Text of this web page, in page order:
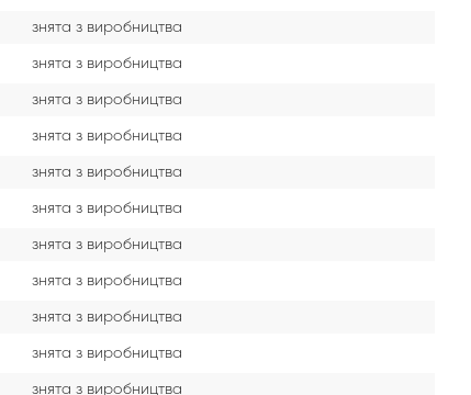
знята з виробництва
знята з виробництва
знята з виробництва
знята з виробництва
знята з виробництва
знята з виробництва
знята з виробництва
знята з виробництва
знята з виробництва
знята з виробництва
знята з виробництва